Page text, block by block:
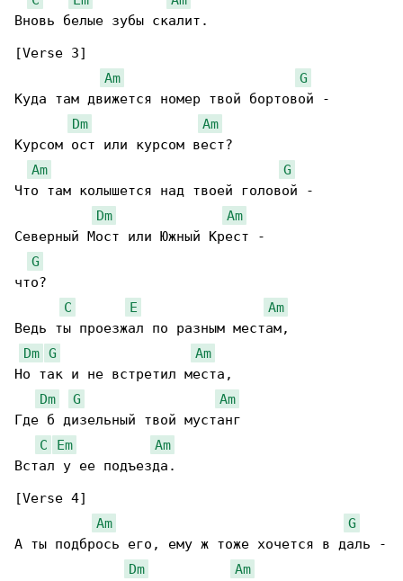
Вновь белые зубы скалит.
[Verse 3]
Am
G
Куда там движется номер твой бортовой -
Dm
Am
Курсом ост или курсом вест?
Am
G
Что там колышется над твоей головой -
Dm
Am
Северный Мост или Южный Крест -
G
что?
C
E
Am
Ведь ты проезжал по разным местам,
Dm G
Am
Но так и не встретил места,
Dm
G
Am
Где б дизельный твой мустанг
C
Em
Am
Встал у ее подъезда.
[Verse 4]
Am
G
А ты подбрось его, ему ж тоже хочется в даль -
Dm
Am